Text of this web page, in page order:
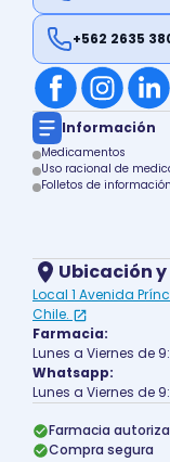
+562 2635
Información
Medicamentos
Uso racional de
Folletos de información
Ubicación
Local 1 Avenida
Chile.
Farmacia:
Lunes a Viernes de
Whatsapp:
Lunes a Viernes de
Farmacia
Compra segura